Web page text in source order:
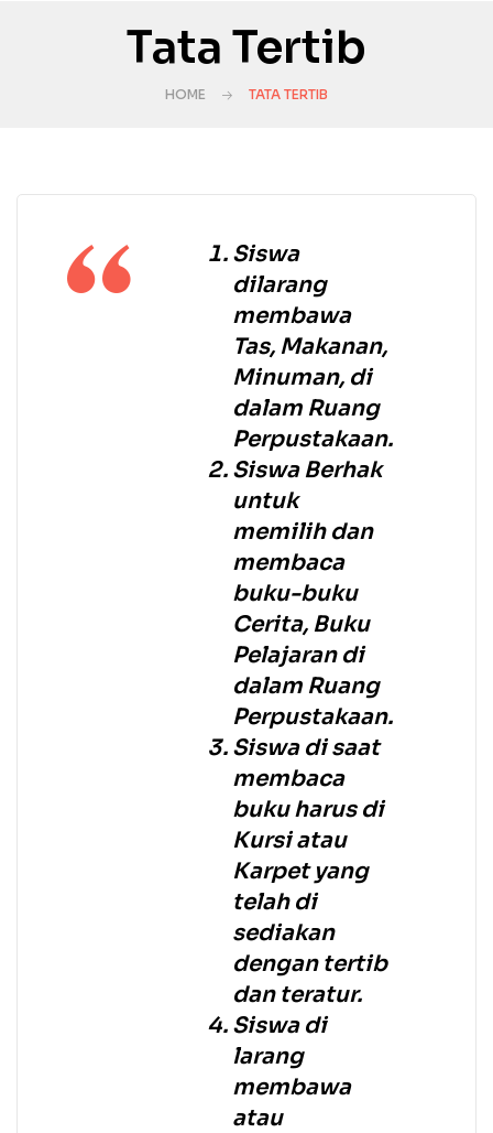
Tata Tertib
HOME TATA TERTIB
Siswa
dilarang
membawa
Tas, Makanan,
Minuman, di
dalam Ruang
Perpustakaan.
Siswa Berhak
untuk
memilih dan
membaca
buku-buku
Cerita, Buku
Pelajaran di
dalam Ruang
Perpustakaan.
Siswa di saat
membaca
buku harus di
Kursi atau
Karpet yang
telah di
sediakan
dengan tertib
dan teratur.
Siswa di
larang
membawa
atau